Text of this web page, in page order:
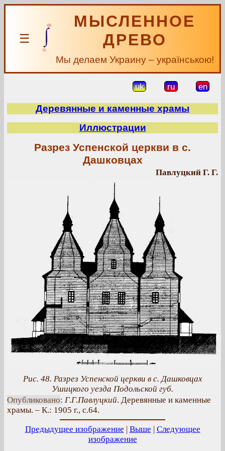
☰
МЫСЛЕННОЕ
ДРЕВО
Мы делаем Украину – українською!
uk ru en
Деревянные и каменные храмы
Иллюстрации
Разрез Успенской церкви в с.
Дашковцах
Павлуцкий Г. Г.
Рис. 48. Разрез Успенской церкви в с. Дашковцах
Ушицкого уезда Подольской губ.
Опубликовано: Г.Г.Павлуцкий. Деревянные и каменные
храмы. – К.: 1905 г., с.64.
Предыдущее изображение | Выше | Следующее
изображение